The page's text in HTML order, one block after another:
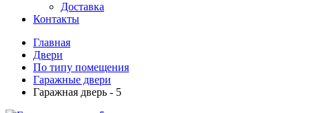
Доставка
Контакты
Главная
Двери
По типу помещения
Гаражные двери
Гаражная дверь - 5